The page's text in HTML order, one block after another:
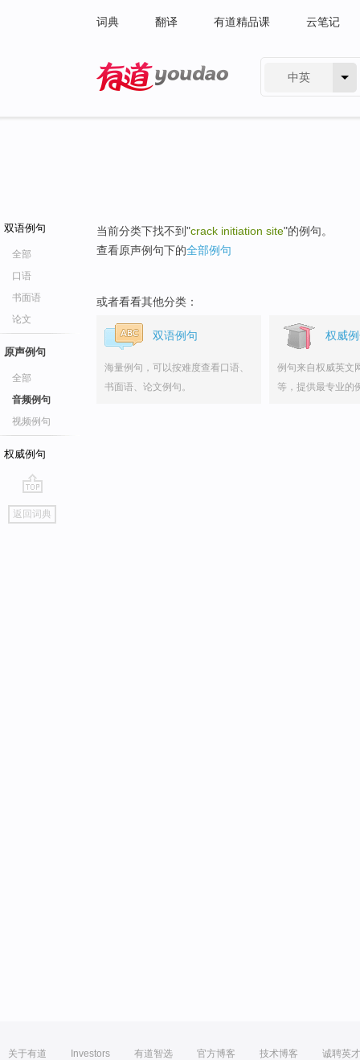
词典 翻译 有道精品课 云笔记
中英
双语例句
全部
口语
书面语
论文
原声例句
全部
音频例句
视频例句
权威例句
go
top
返回词典
当前分类下找不到"crack initiation site"的例句。
查看原声例句下的全部例句
或者看看其他分类：
双语例句
海量例句，可以按难度查看口语、
书面语、论文例句。
权威
例句来自权威英文
等，提供最专业的
关于有道 Investors 有道智选 官方博客 技术博客 诚聘英才